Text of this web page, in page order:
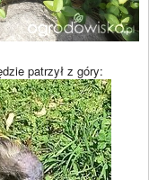
patrzył z góry: